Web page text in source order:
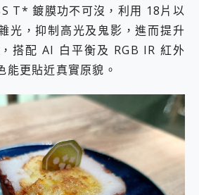
T* 鍍膜功不可沒，利用 18片以
光，抑制高光及鬼影，進而提升
搭配 AI 白平衡及 RGB IR 紅外
能更貼近真實原貌。